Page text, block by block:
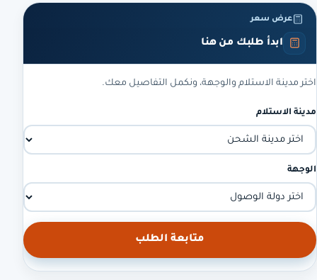
عرض سعر
ابدأ طلبك من هنا
اختر مدينة الاستلام والوجهة، ونكمل التفاصيل معك.
مدينة الاستلام
الوجهة
متابعة الطلب